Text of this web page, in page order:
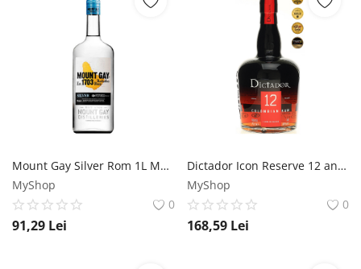
Mount Gay Silver Rom 1L Mount Gay
MyShop
0
91,29 Lei
Dictador Icon Reserve 12 ani Rom 0.7L Dictador
MyShop
0
168,59 Lei